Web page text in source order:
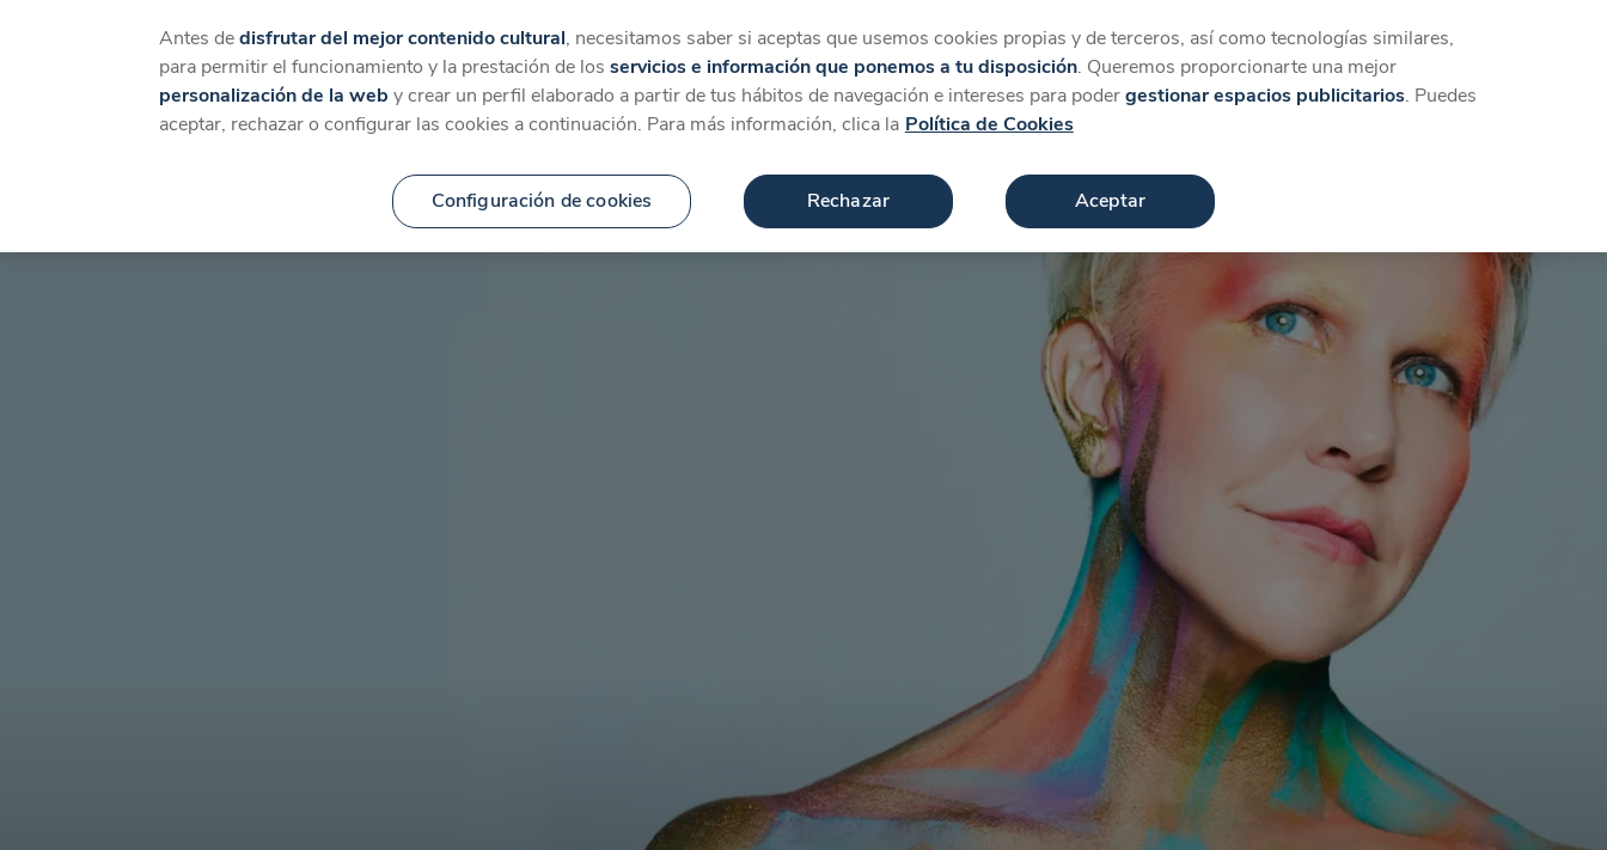
Catálogo Temáticas Categorías Favoritos Más Iniciar sesión Crear cuenta
Antes dedisfrutar del mejor contenido cultural, necesitamos saber si aceptas que usemos cookies propias y de terceros, así como tecnologías similares,
para permitir el funcionamiento y la prestación de los servicios e información que ponemos a tu disposición. Queremos proporcionarte una mejor
personalización de la web y crear un perfil elaborado a partir de tus hábitos de navegación e intereses para podergestionar espacios publicitarios. Puedes
aceptar, rechazar o configurar las cookies a continuación. Para más información, clica la Política de Cookies
Configuración de cookies Rechazar Aceptar